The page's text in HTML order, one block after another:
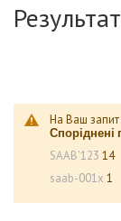
Content
На Ваш
Споріднені
SAAB'123 14
saab-001x 1